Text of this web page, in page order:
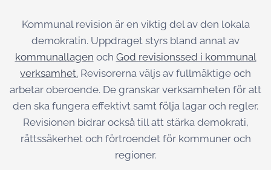
Kommunal revision är en viktig del av den lokala
demokratin. Uppdraget styrs bland annat av
kommunallagen och God revisionssed i kommunal
verksamhet. Revisorerna väljs av fullmäktige och
arbetar oberoende. De granskar verksamheten för att
den ska fungera effektivt samt följa lagar och regler.
Revisionen bidrar också till att stärka demokrati,
rättssäkerhet och förtroendet för kommuner och
regioner.